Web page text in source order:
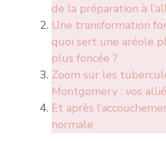
de la préparation à
Une transformation
quoi sert une aréole
plus foncée ?
Zoom sur les
Montgomery : vos
Et après
normale